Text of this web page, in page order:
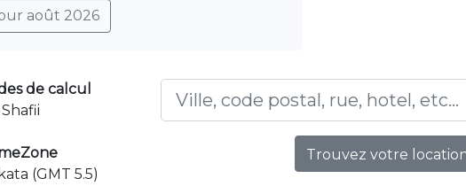
août 2026
de calcul
Shafii
(GMT 5.5)
Trouvez votre